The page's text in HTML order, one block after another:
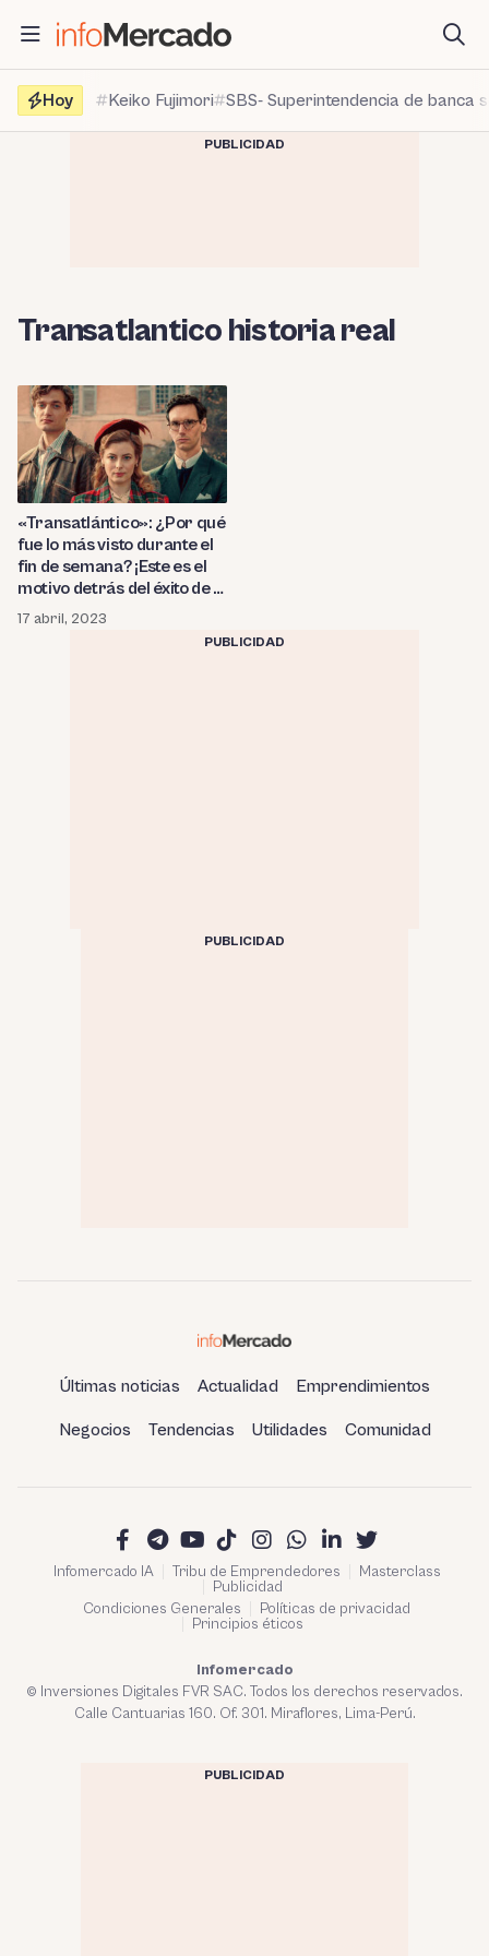
contenido
Hoy
Keiko Fujimori SBS- Superintendencia de banca
PUBLICIDAD
Transatlantico historia real
«Transatlántico»: ¿Por qué
fue lo más visto durante el
fin de semana? ¡Este es el
motivo detrás del éxito de la
nueva serie de Netflix!
17 abril, 2023
PUBLICIDAD
PUBLICIDAD
Últimas noticias Actualidad Emprendimientos
Negocios Tendencias Utilidades Comunidad
Infomercado IA Tribu de Emprendedores
Masterclass
Publicidad
Condiciones Generales
Políticas de privacidad
Principios éticos
Infomercado
© Inversiones Digitales FVR SAC. Todos los derechos reservados.
Calle Cantuarias 160. Of. 301. Miraflores, Lima-Perú.
PUBLICIDAD